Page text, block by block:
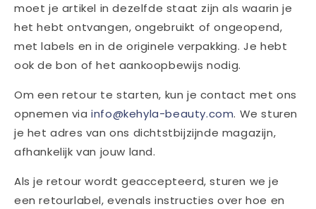
moet je artikel in dezelfde staat zijn als waarin je
het hebt ontvangen, ongebruikt of ongeopend,
met labels en in de originele verpakking. Je hebt
ook de bon of het aankoopbewijs nodig.
Om een retour te starten, kun je contact met ons
opnemen viainfo@kehyla-beauty.com. We sturen
je het adres van ons dichtstbijzijnde magazijn,
afhankelijk van jouw land.
Als je retour wordt geaccepteerd, sturen we je
een retourlabel, evenals instructies over hoe en